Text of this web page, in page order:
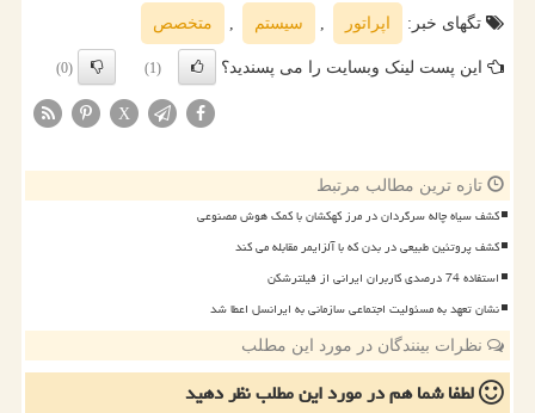
تگهای خبر:
اپراتور , سیستم , متخصص
این پست لینک وبسایت را می پسندید؟ (1)
(0)
X
تازه ترین مطالب مرتبط
کشف سیاه چاله سرگردان در مرز کهکشان با کمک هوش مصنوعی
کشف پروتئین طبیعی در بدن که با آلزایمر مقابله می کند
استفاده 74 درصدی کاربران ایرانی از فیلترشکن
نشان تعهد به مسئولیت اجتماعی سازمانی به ایرانسل اعطا شد
نظرات بینندگان در مورد این مطلب
لطفا شما همدر مورد این مطلبنظر دهید